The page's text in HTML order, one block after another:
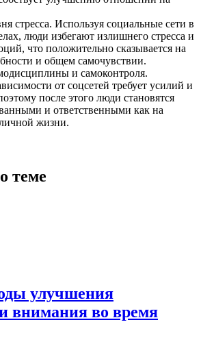
стресса. Используя социальные сети в
люди избегают излишнего стресса и
что положительно сказывается на
и общем самочувствии.
и самоконтроля.
от соцсетей требует усилий и
после этого люди становятся
и ответственными как на
жизни.
теме
улучшения
внимания во время